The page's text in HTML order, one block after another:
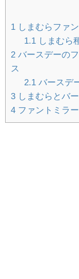
持
ー
姉
1 しまむらファ
1.1しまむら
2 バースデーの
ス
2.1バースデ
3 しまむらとバ
4 ファントミラ